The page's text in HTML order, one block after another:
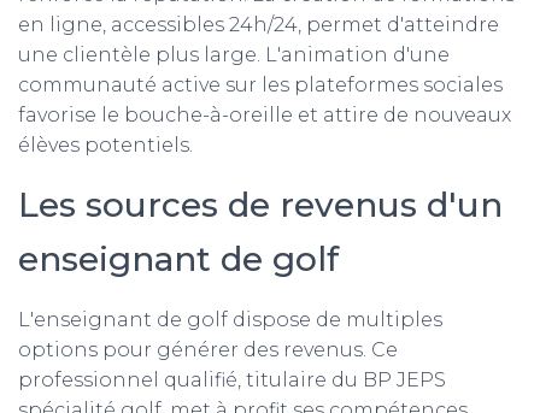
en ligne, accessibles 24h/24, permet d'atteindre
une clientèle plus large. L'animation d'une
communauté active sur les plateformes sociales
favorise le bouche-à-oreille et attire de nouveaux
élèves potentiels.
Les sources de revenus d'un
enseignant de golf
L'enseignant de golf dispose de multiples
options pour générer des revenus. Ce
professionnel qualifié, titulaire du BP JEPS